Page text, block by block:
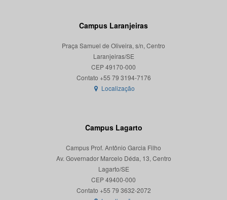
Campus Laranjeiras
Praça Samuel de Oliveira, s/n, Centro
Laranjeiras/SE
CEP 49170-000
Localização
Campus Lagarto
Campus Prof. Antônio Garcia Filho
Av. Governador Marcelo Déda, 13, Centro
Lagarto/SE
CEP 49400-000